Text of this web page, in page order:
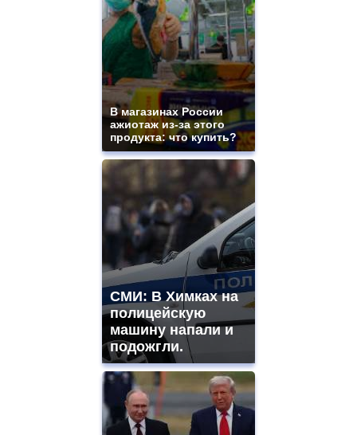
https://gradewatches.to/
https://www.replicasrelojes.to/
https://www.phoenix-
В магазинах России
ажиотаж из-за этого
продукта: что купить?
СМИ: В Химках на
полицейскую
машину напали и
подожгли.